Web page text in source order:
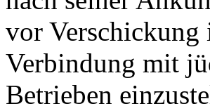
vor Verschickung
Verbindung mit
Betrieben